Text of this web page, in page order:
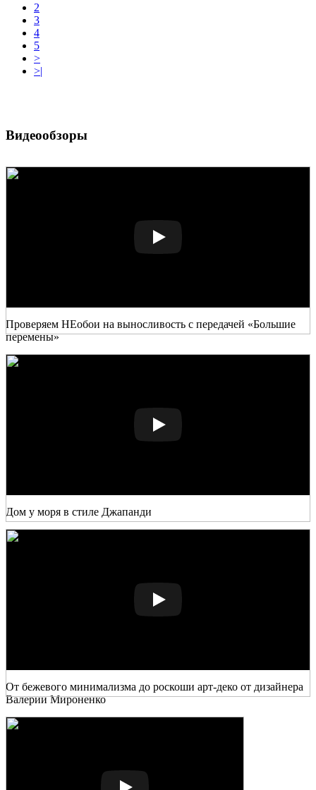
2
3
4
5
>
>|
Видеообзоры
Проверяем НЕобои на выносливость с передачей «Большие
перемены»
Дом у моря в стиле Джапанди
От бежевого минимализма до роскоши арт-деко от дизайнера
Валерии Мироненко